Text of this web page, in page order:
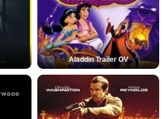
Aladdin Trailer OV